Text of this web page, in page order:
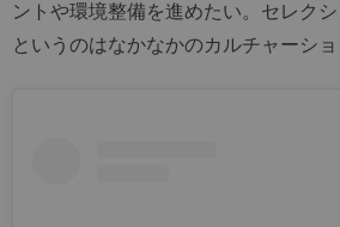
ントや環境整備を進めたい。セレク
というのはなかなかのカルチャーシ